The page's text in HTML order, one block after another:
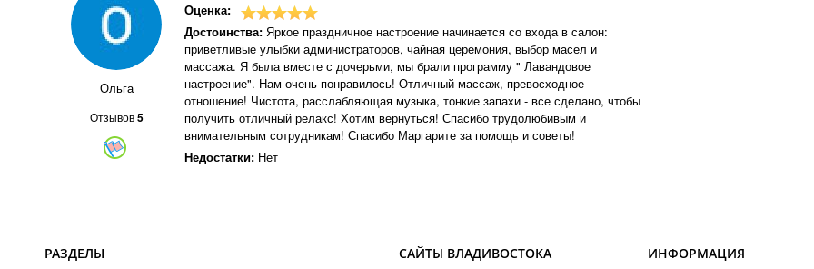
Ольга
Отзывов5
Оценка:
Достоинства: Яркое праздничное настроение начинается со входа в салон:
приветливые улыбки администраторов, чайная церемония, выбор масел и
массажа. Я была вместе с дочерьми, мы брали программу " Лавандовое
настроение". Нам очень понравилось! Отличный массаж, превосходное
отношение! Чистота, расслабляющая музыка, тонкие запахи - все сделано, чтобы
получить отличный релакс! Хотим вернуться! Спасибо трудолюбивым и
внимательным сотрудникам! Спасибо Маргарите за помощь и советы!
Недостатки: Нет
РАЗДЕЛЫ САЙТЫ ВЛАДИВОСТОКА ИНФОРМАЦИЯ